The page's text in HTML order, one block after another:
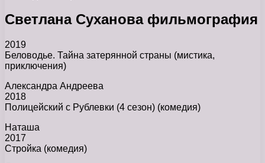
Светлана Суханова фильмография
2019
Беловодье. Тайна затерянной страны (мистика,
приключения)
Александра Андреева
2018
Полицейский с Рублевки (4 сезон) (комедия)
Наташа
2017
Стройка (комедия)